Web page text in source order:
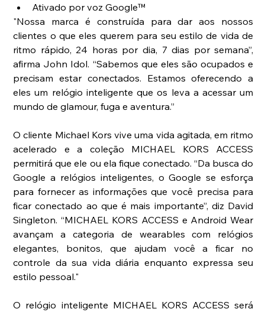
Ativado por voz Google™
"Nossa marca é construída para dar aos nossos
clientes o que eles querem para seu estilo de vida de
ritmo rápido, 24 horas por dia, 7 dias por semana”,
afirma John Idol. “Sabemos que eles são ocupados e
precisam estar conectados. Estamos oferecendo a
eles um relógio inteligente que os leva a acessar um
mundo de glamour, fuga e aventura.”
O cliente Michael Kors vive uma vida agitada, em ritmo
acelerado e a coleção MICHAEL KORS ACCESS
permitirá que ele ou ela fique conectado. “Da busca do
Google a relógios inteligentes, o Google se esforça
para fornecer as informações que você precisa para
ficar conectado ao que é mais importante”, diz David
Singleton. “MICHAEL KORS ACCESS e Android Wear
avançam a categoria de wearables com relógios
elegantes, bonitos, que ajudam você a ficar no
controle da sua vida diária enquanto expressa seu
estilo pessoal."
O relógio inteligente MICHAEL KORS ACCESS será